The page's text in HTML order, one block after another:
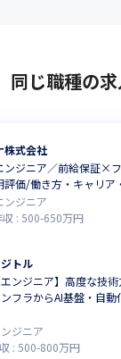
同じ職種の
株式会社
ンジニア／前給保証×
評価/働き方・キャリア
ンジニア
収 :500-650万円
トル
エンジニア】高度な技
フラからAI基盤・自
ジニア
: 500-800万円